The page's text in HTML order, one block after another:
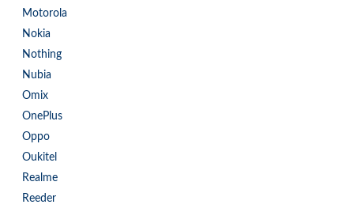
Motorola
Nokia
Nothing
Nubia
Omix
OnePlus
Oppo
Oukitel
Realme
Reeder